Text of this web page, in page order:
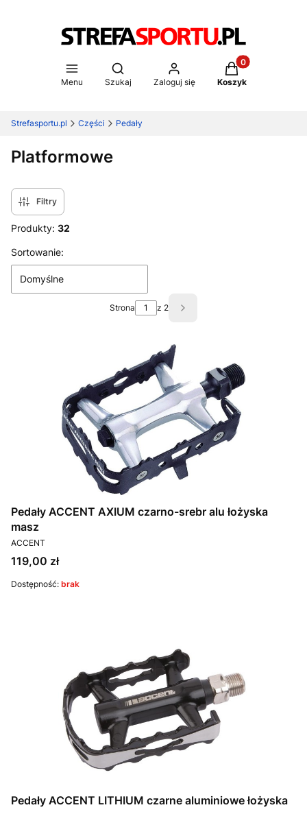
Menu
Otwórz wyszukiwarkę
Szukaj Zaloguj się
Produkty w
Koszyk
Strefasportu.pl Części Pedały
Platformowe
Filtry
Produkty: 32
Lista produktów
Sortowanie:
Domyślne
Strona z 2 Następne produkty
Pedały ACCENT AXIUM czarno-srebr alu łożyska
masz
PRODUCENT
ACCENT
Cena
119,00 zł
Dostępność: brak
Pedały ACCENT LITHIUM czarne aluminiowe łożyska